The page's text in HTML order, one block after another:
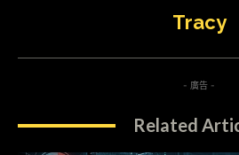
Tracy
- 廣告 -
Related